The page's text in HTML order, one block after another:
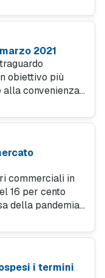
2021
obiettivo più
alla convenienza
commerciali in
16 per cento
della pandemia.
i termini